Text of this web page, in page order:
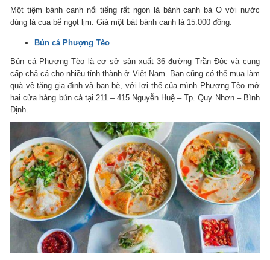
Một tiệm bánh canh nổi tiếng rất ngon là bánh canh bà O với nước
dùng là cua bể ngọt lịm. Giá một bát bánh canh là 15.000 đồng.
Bún cá Phượng Tèo
Bún cá Phượng Tèo là cơ sở sản xuất 36 đường Trần Độc và cung
cấp chả cá cho nhiều tỉnh thành ở Việt Nam. Bạn cũng có thể mua làm
quà về tặng gia đình và bạn bè, với lợi thế của mình Phượng Tèo mở
hai cửa hàng bún cả tại 211 – 415 Nguyễn Huệ – Tp. Quy Nhơn – Bình
Định.